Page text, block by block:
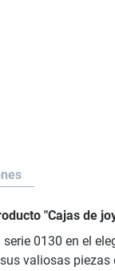
"Cajas de
serie 0130 en el
valiosas